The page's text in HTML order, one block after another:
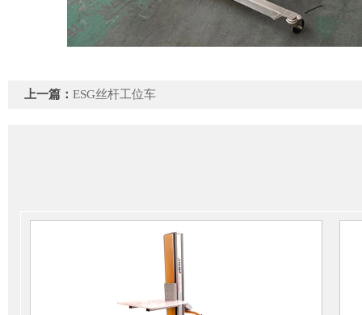
上一篇： ESG丝杆工位车